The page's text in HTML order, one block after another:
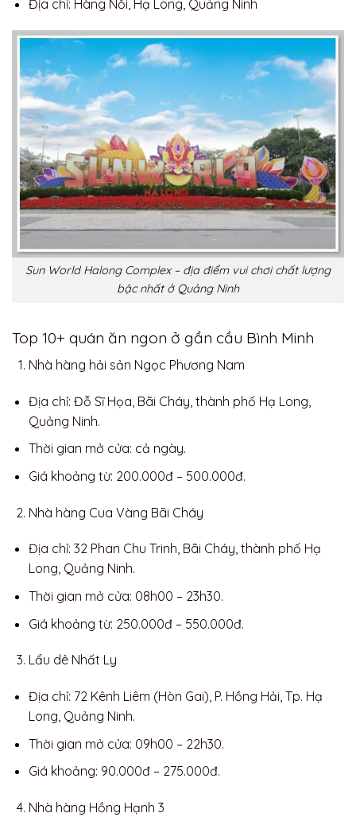
Địa chỉ: Hàng Nồi, Hạ Long, Quảng Ninh
Sun World Halong Complex – địa điểm vui chơi chất lượng
bậc nhất ở Quảng Ninh
Top 10+ quán ăn ngon ở gần cầu Bình Minh
Nhà hàng hải sản Ngọc Phương Nam
Địa chỉ: Đỗ Sĩ Họa, Bãi Cháy, thành phố Hạ Long,
Quảng Ninh.
Thời gian mở cửa: cả ngày.
Giá khoảng từ: 200.000đ – 500.000đ.
Nhà hàng Cua Vàng Bãi Cháy
Địa chỉ: 32 Phan Chu Trinh, Bãi Cháy, thành phố Hạ
Long, Quảng Ninh.
Thời gian mở cửa: 08h00 – 23h30.
Giá khoảng từ: 250.000đ – 550.000đ.
Lẩu dê Nhất Ly
Địa chỉ: 72 Kênh Liêm (Hòn Gai), P. Hồng Hải, Tp. Hạ
Long, Quảng Ninh.
Thời gian mở cửa: 09h00 – 22h30.
Giá khoảng: 90.000đ – 275.000đ.
Nhà hàng Hồng Hạnh 3